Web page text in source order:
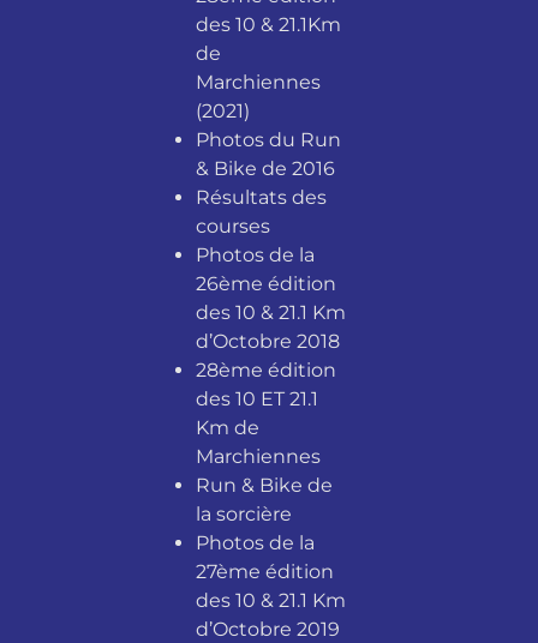
des 10 & 21.1Km
de
Marchiennes
(2021)
Photos du Run
& Bike de 2016
Résultats des
courses
Photos de la
26ème édition
des 10 & 21.1 Km
d’Octobre 2018
28ème édition
des 10 ET 21.1
Km de
Marchiennes
Run & Bike de
la sorcière
Photos de la
27ème édition
des 10 & 21.1 Km
d’Octobre 2019